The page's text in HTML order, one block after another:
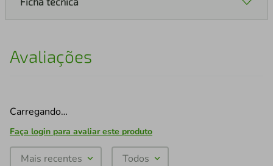
Avaliações
Carregando…
Faça login para avaliar este produto
Mais recentes Todos